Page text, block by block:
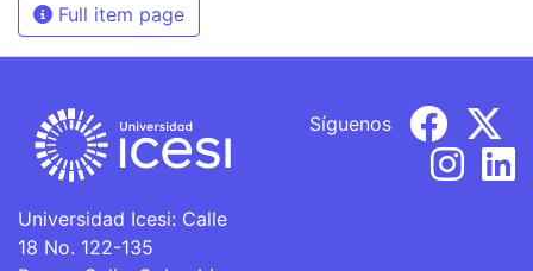
Full item page
Universidad Icesi: Calle
18 No. 122-135
Síguenos